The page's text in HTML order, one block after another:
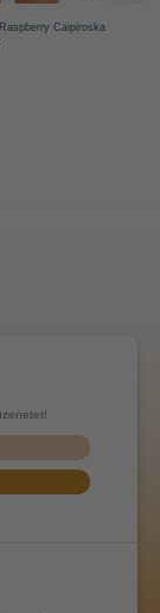
Caipiroska